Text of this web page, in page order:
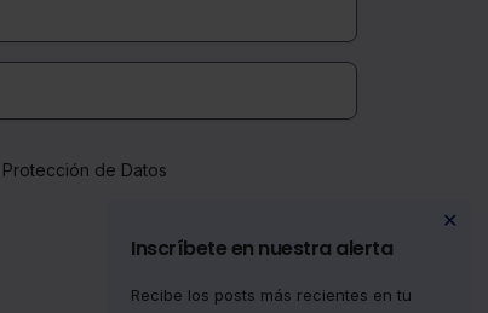
de Datos
✕
Inscríbete en nuestra alerta
Recibe los posts más recientes en tu